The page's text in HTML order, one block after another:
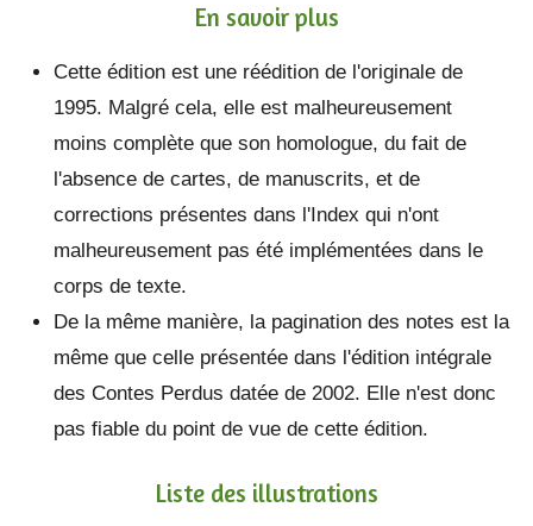
En savoir plus
Cette édition est une réédition de l'originale de
1995. Malgré cela, elle est malheureusement
moins complète que son homologue, du fait de
l'absence de cartes, de manuscrits, et de
corrections présentes dans l'Index qui n'ont
malheureusement pas été implémentées dans le
corps de texte.
De la même manière, la pagination des notes est la
même que celle présentée dans l'édition intégrale
des Contes Perdus datée de 2002. Elle n'est donc
pas fiable du point de vue de cette édition.
Liste des illustrations